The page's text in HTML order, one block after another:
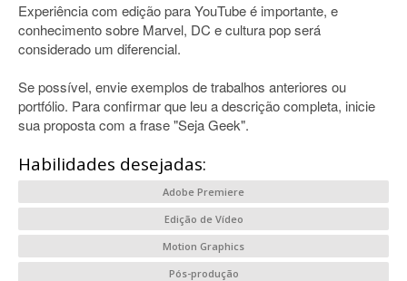
Experiência com edição para YouTube é importante, e
conhecimento sobre Marvel, DC e cultura pop será
considerado um diferencial.
Se possível, envie exemplos de trabalhos anteriores ou
portfólio. Para confirmar que leu a descrição completa, inicie
sua proposta com a frase "Seja Geek".
Habilidades desejadas:
Adobe Premiere
Edição de Vídeo
Motion Graphics
Pós-produção